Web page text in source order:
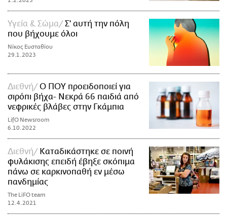
Υγεία & Σώμα
Σ' αυτή την πόλη
που βήχουμε όλοι
Νίκος Ευσταθίου
29.1.2023
Διεθνή
Ο ΠΟΥ προειδοποιεί για
σιρόπι βήχα- Νεκρά 66 παιδιά από
νεφρικές βλάβες στην Γκάμπια
LifO Newsroom
6.10.2022
Διεθνή
Καταδικάστηκε σε ποινή
φυλάκισης επειδή έβηξε σκόπιμα
πάνω σε καρκινοπαθή εν μέσω
πανδημίας
The LiFO team
12.4.2021